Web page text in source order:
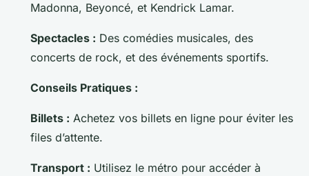
Madonna, Beyoncé, et Kendrick Lamar.
Spectacles : Des comédies musicales, des
concerts de rock, et des événements sportifs.
Conseils Pratiques :
Billets : Achetez vos billets en ligne pour éviter les
files d’attente.
Transport : Utilisez le métro pour accéder à